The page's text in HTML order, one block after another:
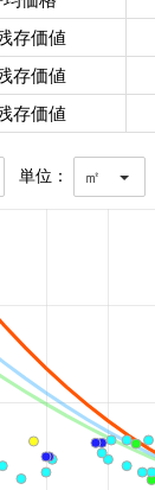
存価値
存価値
存価値
単位： ㎡